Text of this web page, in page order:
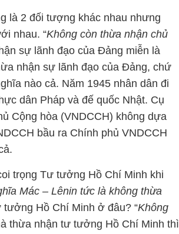
là 2 đối tượng khác nhau nhưng
nhau. “Không còn thừa nhận chủ
sự lãnh đạo của Đảng miễn là
nhận sự lãnh đạo của Đảng, chứ
nào cả. Năm 1945 nhân dân đi
dân Pháp và đế quốc Nhật. Cụ
Cộng hòa (VNDCCH) không dựa
bầu ra Chính phủ VNDCCH
trọng Tư tưởng Hồ Chí Minh khi
Mác – Lênin tức là không thừa
tưởng Hồ Chí Minh ở đâu? “Không
thừa nhận tư tưởng Hồ Chí Minh thì